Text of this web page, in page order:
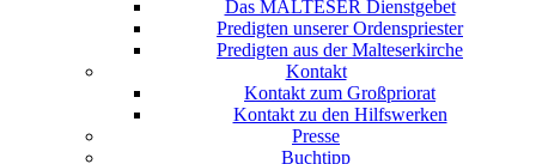
Das MALTESER Dienstgebet
Predigten unserer Ordenspriester
Predigten aus der Malteserkirche
Kontakt
Kontakt zum Großpriorat
Kontakt zu den Hilfswerken
Presse
Buchtipp